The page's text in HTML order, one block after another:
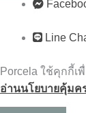
Line
Porcela ใช้คุกกี้
อ่านนโยบายคุ้มค